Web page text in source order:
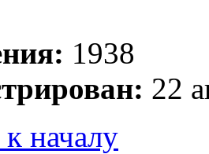
1938
22
началу